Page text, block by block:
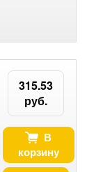
315.53
руб.
В
корзину